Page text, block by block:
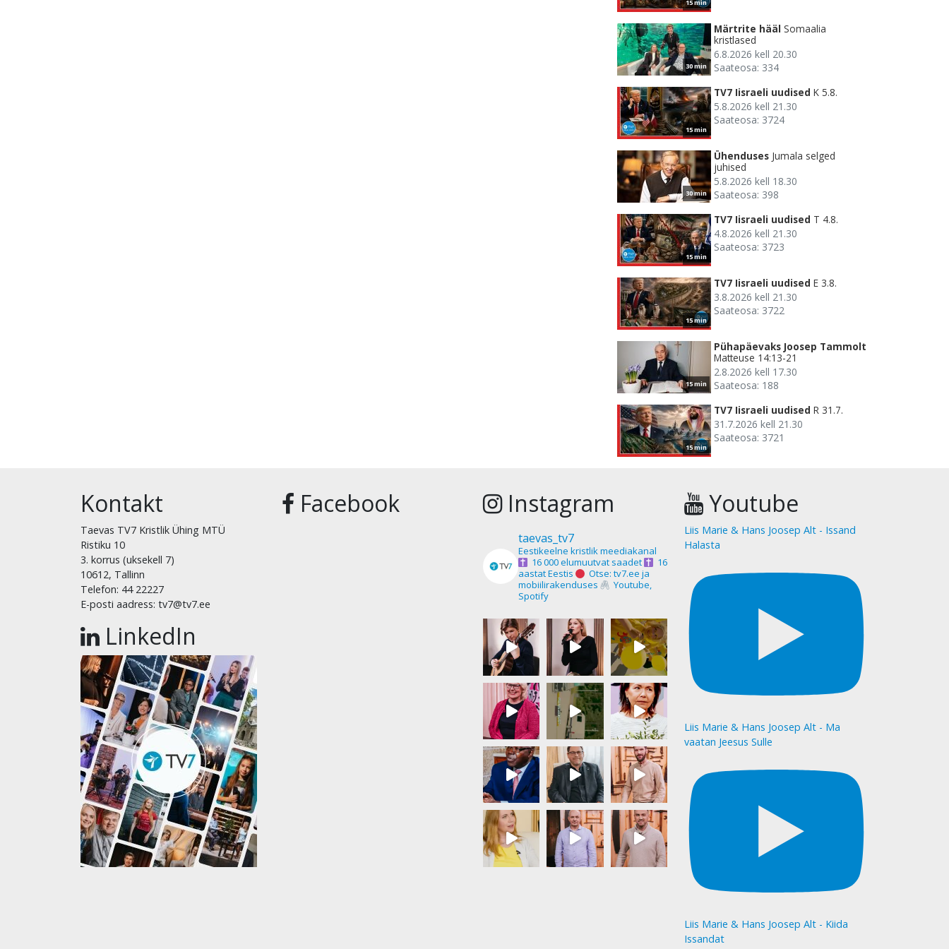
15 min
30 min
Märtrite hääl Somaalia
kristlased
6.8.2026 kell 20.30
Saateosa: 334
15 min
TV7 Iisraeli uudised K 5.8.
5.8.2026 kell 21.30
Saateosa: 3724
30 min
Ühenduses Jumala selged
juhised
5.8.2026 kell 18.30
Saateosa: 398
15 min
TV7 Iisraeli uudised T 4.8.
4.8.2026 kell 21.30
Saateosa: 3723
15 min
TV7 Iisraeli uudised E 3.8.
3.8.2026 kell 21.30
Saateosa: 3722
15 min
Pühapäevaks Joosep Tammolt
Matteuse 14:13-21
2.8.2026 kell 17.30
Saateosa: 188
15 min
TV7 Iisraeli uudised R 31.7.
31.7.2026 kell 21.30
Saateosa: 3721
Kontakt
Taevas TV7 Kristlik Ühing MTÜ
Ristiku 10
3. korrus (uksekell 7)
10612, Tallinn
Telefon: 44 22227
E-posti aadress: tv7@tv7.ee
LinkedIn
Facebook Instagram
taevas_tv7
Eestikeelne kristlik meediakanal
16 000 elumuutvat saadet
16
aastat Eestis
Otse: tv7.ee ja
mobiilirakenduses
Youtube,
Spotify
Youtube
Liis Marie & Hans Joosep Alt - Issand
Halasta
Liis Marie & Hans Joosep Alt - Ma
vaatan Jeesus Sulle
Liis Marie & Hans Joosep Alt - Kiida
Issandat